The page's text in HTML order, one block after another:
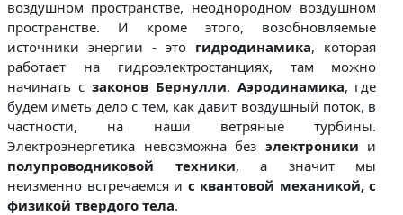
воздушном пространстве, неоднородном воздушном
пространстве. И кроме этого, возобновляемые
источники энергии - это гидродинамика, которая
работает на гидроэлектростанциях, там можно
начинать с законов Бернулли. Аэродинамика, где
будем иметь дело с тем, как давит воздушный поток, в
частности, на наши ветряные турбины.
Электроэнергетика невозможна без электроники и
полупроводниковой техники, а значит мы
неизменно встречаемся и с квантовой механикой, с
физикой твердого тела.